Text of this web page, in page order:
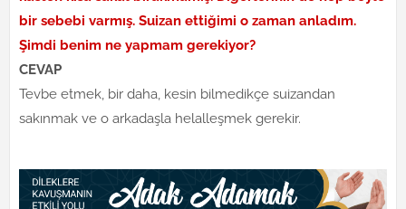
bir sebebi varmış. Suizan ettiğimi o zaman anladım.
Şimdi benim ne yapmam gerekiyor?
CEVAP
Tevbe etmek, bir daha, kesin bilmedikçe suizandan
sakınmak ve o arkadaşla helalleşmek gerekir.